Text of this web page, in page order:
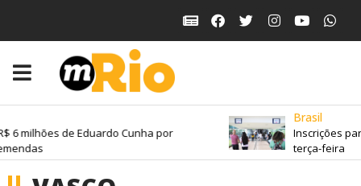
milhões de Eduardo Cunha por
Brasil
Inscrições para
terça-feira